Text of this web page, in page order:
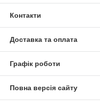
Контакти
Доставка та оплата
Графік роботи
Повна версія сайту